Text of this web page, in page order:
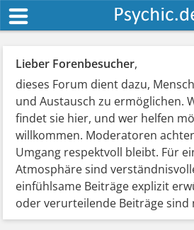
Lieber Forenbesucher,
dieses Forum dient dazu,
und Austausch zu ermöglichen.
findet sie hier, und wer helfen
willkommen. Moderatoren
Umgang respektvoll bleibt. Für
Atmosphäre sind
einfühlsame Beiträge explizit
oder verurteilende Beiträge sind